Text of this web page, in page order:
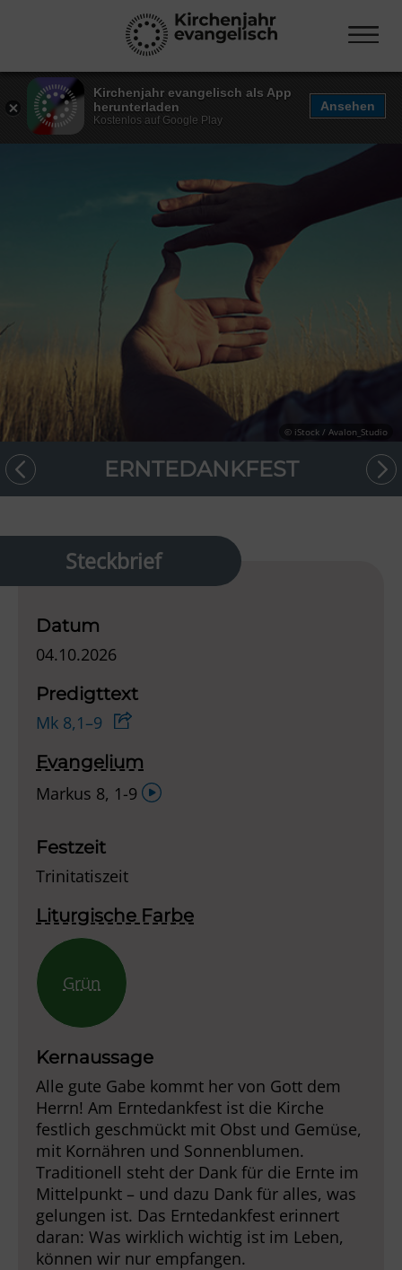
Kirchenjahr evangelisch als App
herunterladen
Kostenlos auf Google Play
Ansehen
© iStock / Avalon_Studio
ERNTEDANKFEST
Steckbrief
Datum
04.10.2026
Predigttext
Mk 8,1–9
Evangelium
Markus 8, 1-9 Audio-
Festzeit
Trinitatiszeit
Liturgische Farbe
Grün
Kernaussage
Alle gute Gabe kommt her von Gott dem
Herrn! Am Erntedankfest ist die Kirche
festlich geschmückt mit Obst und Gemüse,
mit Kornähren und Sonnenblumen.
Traditionell steht der Dank für die Ernte im
Mittelpunkt – und dazu Dank für alles, was
gelungen ist. Das Erntedankfest erinnert
daran: Was wirklich wichtig ist im Leben,
können wir nur empfangen.